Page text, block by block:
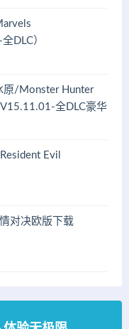
DLC）
原/Monster Hunter
全DLC豪华
Evil
对决欧版下载